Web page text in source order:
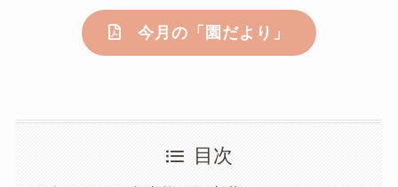
今月の「園だより」
目次